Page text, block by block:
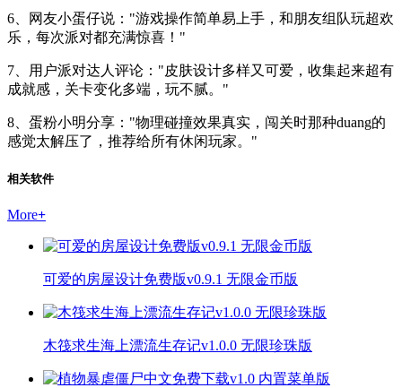
6、网友小蛋仔说："游戏操作简单易上手，和朋友组队玩超欢
乐，每次派对都充满惊喜！"
7、用户派对达人评论："皮肤设计多样又可爱，收集起来超有
成就感，关卡变化多端，玩不腻。"
8、蛋粉小明分享："物理碰撞效果真实，闯关时那种duang的
感觉太解压了，推荐给所有休闲玩家。"
相关软件
More+
可爱的房屋设计免费版v0.9.1 无限金币版
木筏求生海上漂流生存记v1.0.0 无限珍珠版